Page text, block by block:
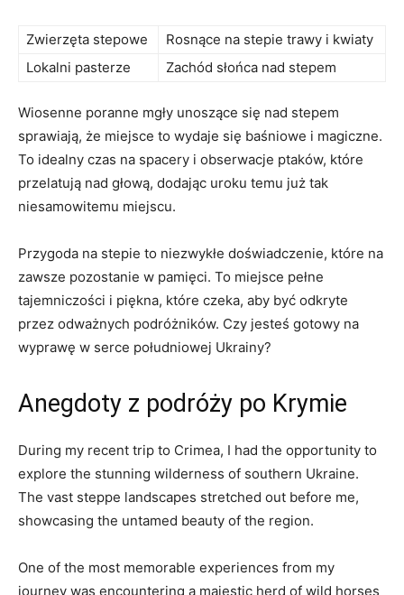
Zwierzęta stepowe
Rosnące na stepie trawy i kwiaty
Lokalni pasterze
Zachód słońca nad stepem
Wiosenne poranne mgły unoszące się nad stepem
sprawiają, że miejsce to wydaje się baśniowe i magiczne.
To idealny czas na spacery i obserwacje ptaków, które
przelatują nad głową, dodając uroku temu już tak
niesamowitemu miejscu.
Przygoda na stepie to niezwykłe doświadczenie, które na
zawsze pozostanie w pamięci. To miejsce pełne
tajemniczości i piękna, które czeka, aby być odkryte
przez odważnych podróżników. Czy jesteś gotowy na
wyprawę w serce południowej Ukrainy?
Anegdoty z podróży po Krymie
During my recent trip to Crimea, I had the opportunity to
explore the stunning wilderness of southern Ukraine.
The vast steppe landscapes stretched out before me,
showcasing the untamed beauty of the region.
One of the most memorable experiences from my
journey was encountering a majestic herd of wild horses